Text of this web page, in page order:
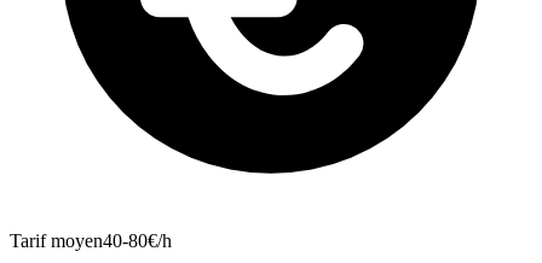
Tarif moyen40-80€/h